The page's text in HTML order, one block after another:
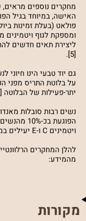
מחקרים נוספים מראים,
פולאט (בעלת זמינות
ליצירת תאים חדשים
[5].
גם יוד טבעי הינו חיוני
על בלוטת התריס מפני
יתר-פעילות של הבלוטה [4].
נשים רבות סובלות
הפוגעת
ויטמינים C ו-E יעילים במצבים של אנדומטריוזיס [6].
להלן המחקרים
מהמידע:
מקורות